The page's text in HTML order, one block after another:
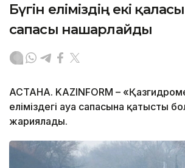
Бүгін еліміздің екі
сапасы нашарлайды
АСТАНА. KAZINFORM –
еліміздегі ауа сапасына қатысты
жариялады.